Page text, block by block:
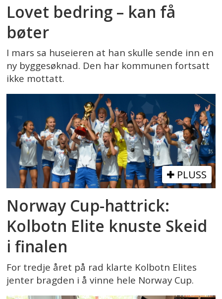
Lovet bedring – kan få
bøter
I mars sa huseieren at han skulle sende inn en
ny byggesøknad. Den har kommunen fortsatt
ikke mottatt.
PLUSS
Norway Cup-hattrick:
Kolbotn Elite knuste Skeid
i finalen
For tredje året på rad klarte Kolbotn Elites
jenter bragden i å vinne hele Norway Cup.